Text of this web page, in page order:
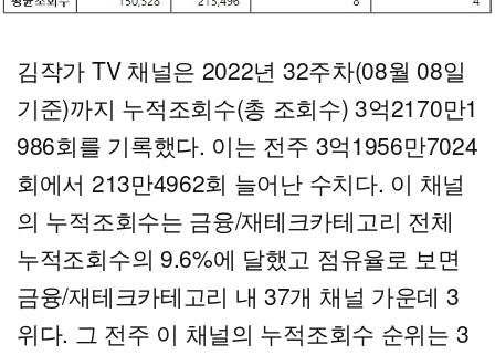
김작가 TV 채널은 2022년 32주차(08월 08일
기준)까지 누적조회수(총 조회수) 3억2170만1
986회를 기록했다. 이는 전주 3억1956만7024
회에서 213만4962회 늘어난 수치다. 이 채널
의 누적조회수는 금융/재테크카테고리 전체
누적조회수의 9.6%에 달했고 점유율로 보면
금융/재테크카테고리 내 37개 채널 가운데 3
위다. 그 전주 이 채널의 누적조회수 순위는 3